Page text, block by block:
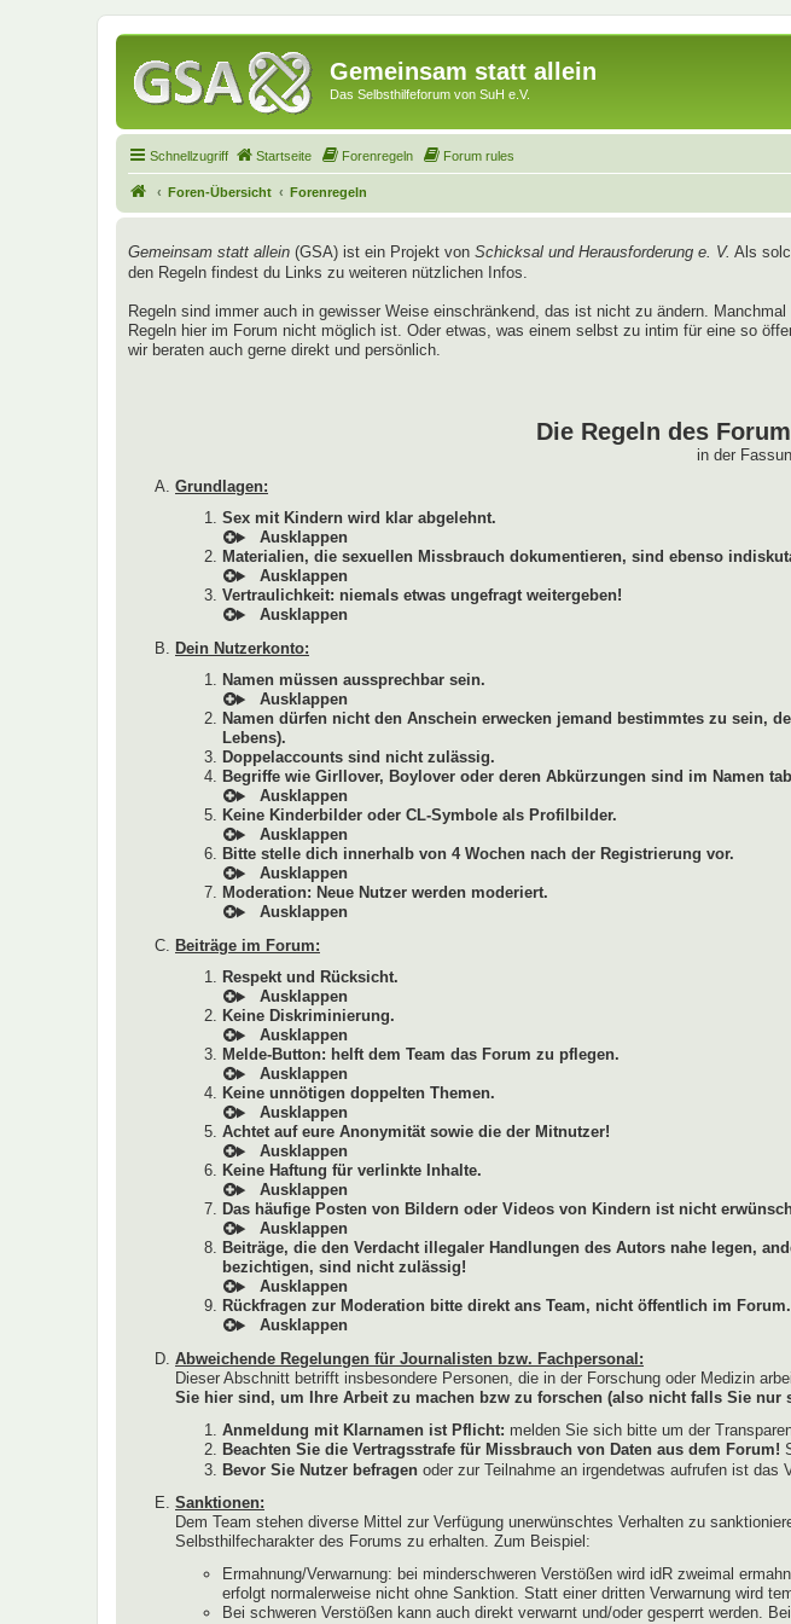
Gemeinsam statt allein
Das Selbsthilfeforum von SuH e.V.
Schnellzugriff Startseite Forenregeln Forum rules
Foren-Übersicht Forenregeln
Gemeinsam statt allein (GSA) ist ein Projekt von Schicksal und Herausforderung e. V. Als
den Regeln findest du Links zu weiteren nützlichen Infos.
Regeln sind immer auch in gewisser Weise einschränkend, das ist nicht zu ändern.
Regeln hier im Forum nicht möglich ist. Oder etwas, was einem selbst zu intim für eine so
wir beraten auch gerne direkt und persönlich.
Die Regeln des
in der
Grundlagen:
Sex mit Kindern wird klar abgelehnt.
Materialien, die sexuellen Missbrauch dokumentieren, sind ebenso
Vertraulichkeit: niemals etwas ungefragt weitergeben!
Dein Nutzerkonto:
Namen müssen aussprechbar sein.
Namen dürfen nicht den Anschein erwecken jemand bestimmtes zu sein,
Lebens).
Doppelaccounts sind nicht zulässig.
Begriffe wie Girllover, Boylover oder deren Abkürzungen sind im Namen
Keine Kinderbilder oder CL-Symbole als Profilbilder.
Bitte stelle dich innerhalb von 4 Wochen nach der Registrierung vor.
Moderation: Neue Nutzer werden moderiert.
Beiträge im Forum:
Respekt und Rücksicht.
Keine Diskriminierung.
Melde-Button: helft dem Team das Forum zu pflegen.
Keine unnötigen doppelten Themen.
Achtet auf eure Anonymität sowie die der Mitnutzer!
Keine Haftung für verlinkte Inhalte.
Das häufige Posten von Bildern oder Videos von Kindern ist nicht
Beiträge, die den Verdacht illegaler Handlungen des Autors nahe legen,
bezichtigen, sind nicht zulässig!
Rückfragen zur Moderation bitte direkt ans Team, nicht öffentlich im Forum.
Abweichende Regelungen für Journalisten bzw. Fachpersonal:
Dieser Abschnitt betrifft insbesondere Personen, die in der Forschung oder Medizin
Sie hier sind, um Ihre Arbeit zu machen bzw zu forschen (also nicht falls Sie
Anmeldung mit Klarnamen ist Pflicht: melden Sie sich bitte um der
Beachten Sie die Vertragsstrafe für Missbrauch von Daten aus dem Forum!
Bevor Sie Nutzer befragen oder zur Teilnahme an irgendetwas aufrufen ist das
Sanktionen:
Dem Team stehen diverse Mittel zur Verfügung unerwünschtes Verhalten zu
Selbsthilfecharakter des Forums zu erhalten. Zum Beispiel:
Ermahnung/Verwarnung: bei minderschweren Verstößen wird idR zweimal
erfolgt normalerweise nicht ohne Sanktion. Statt einer dritten Verwarnung wird
Bei schweren Verstößen kann auch direkt verwarnt und/oder gesperrt werden.